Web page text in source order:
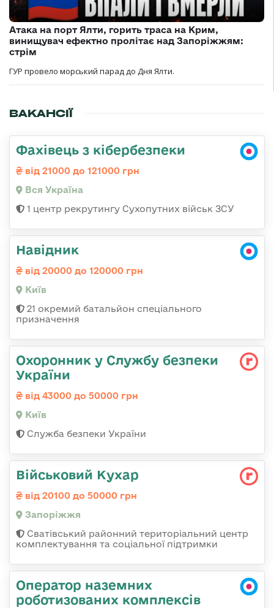
Атака на порт Ялти, горить траса на Крим,
винищувач ефектно пролітає над Запоріжжям:
стрім
ГУР провело морський парад до Дня Ялти.
ВАКАНСІЇ
Фахівець з кібербезпеки
від 21000 до 121000 грн
Вся Україна
1 центр рекрутингу Сухопутних військ ЗСУ
Навідник
від 20000 до 120000 грн
Київ
21 окремий батальйон спеціального
призначення
Охоронник у Службу безпеки
України
від 43000 до 50000 грн
Київ
Служба безпеки України
Військовий Кухар
від 20100 до 50000 грн
Запоріжжя
Сватівський районний територіальний центр
комплектування та соціальної підтримки
Оператор наземних
роботизованих комплексів